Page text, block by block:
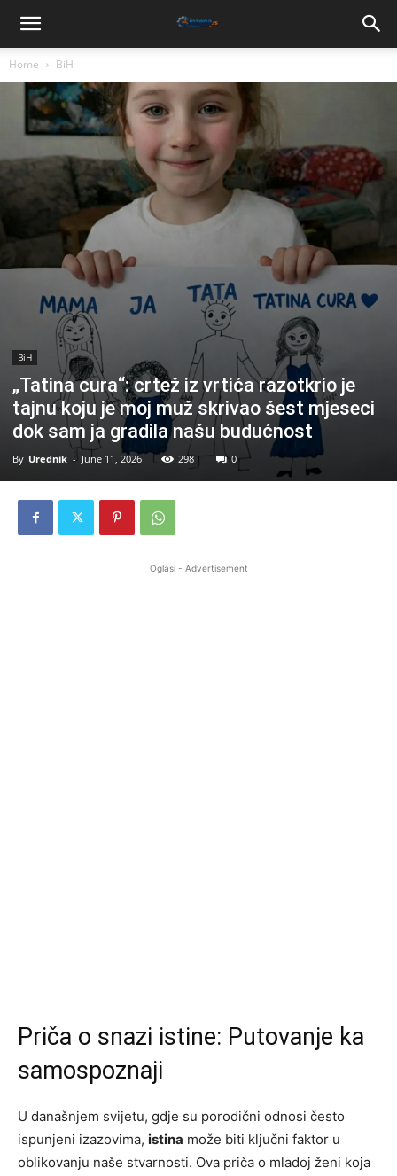
Home BiH
BiH
„Tatina cura“: crtež iz vrtića razotkrio je
tajnu koju je moj muž skrivao šest mjeseci
dok sam ja gradila našu budućnost
By Urednik - June 11, 2026 298 0
Oglasi - Advertisement
Priča o snazi istine: Putovanje ka
samospoznaji
U današnjem svijetu, gdje su porodični odnosi često
ispunjeni izazovima, istina može biti ključni faktor u
oblikovanju naše stvarnosti. Ova priča o mladoj ženi koja